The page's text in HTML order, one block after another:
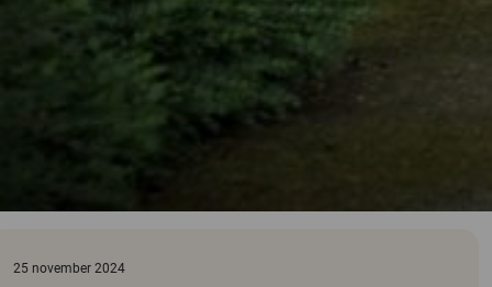
25 november 2024